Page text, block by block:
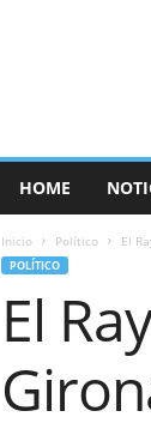
HOME
Inicio Político El
POLÍTICO
El